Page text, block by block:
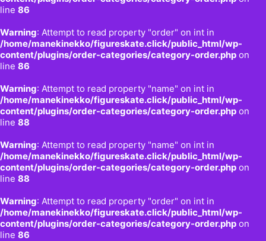
line 86
Warning: Attempt to read property "order" on int in
/home/manekinekko/figureskate.click/public_html/wp-
content/plugins/order-categories/category-order.php on
line 86
Warning: Attempt to read property "name" on int in
/home/manekinekko/figureskate.click/public_html/wp-
content/plugins/order-categories/category-order.php on
line 88
Warning: Attempt to read property "name" on int in
/home/manekinekko/figureskate.click/public_html/wp-
content/plugins/order-categories/category-order.php on
line 88
Warning: Attempt to read property "order" on int in
/home/manekinekko/figureskate.click/public_html/wp-
content/plugins/order-categories/category-order.php on
line 86
